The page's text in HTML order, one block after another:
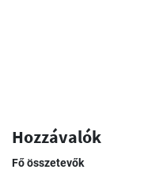
Hozzávalók
Fő összetevők